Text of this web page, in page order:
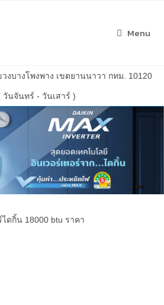
Menu
งบางโพงพาง เขตยานนาวา กทม. 10120
วันจันทร์ - วันเสาร์ )